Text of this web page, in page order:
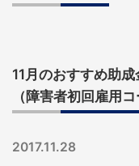
11月のおすすめ助
（障害者初回雇用コ
2017.11.28